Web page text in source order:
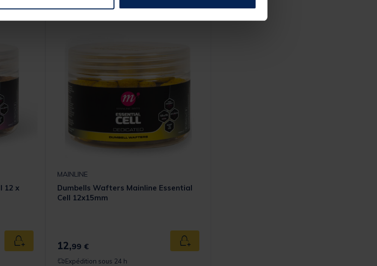
12 x
Ajouter au panier
MAINLINE
Dumbells Wafters Mainline Essential
Cell 12x15mm
12,99 € Ajouter au panier
Expédition sous 24 h